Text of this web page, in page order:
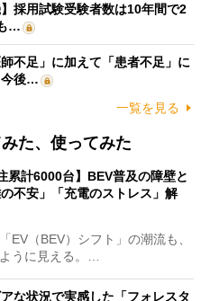
採用試験受験者数は10年間で2
…
不足」に加えて「患者不足」に
今後…
一覧を見る
た、使ってみた
累計6000台】BEV普及の障壁と
不安」「充電のストレス」解
（BEV）シフト」の潮流も、
うに見える。…
な状況で実感した「フォレスタ